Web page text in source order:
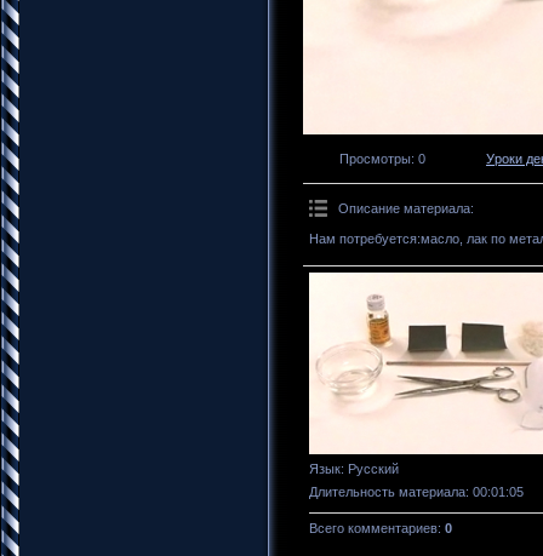
Просмотры: 0 Уроки
Описание материала:
Нам потребуется:масло, лак по
Язык: Русский
Длительность материала: 00:01:05
Всего комментариев: 0